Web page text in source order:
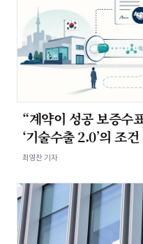
“계약이 성공 보증수
‘기술수출 2.0’의 조건
최영찬 기자